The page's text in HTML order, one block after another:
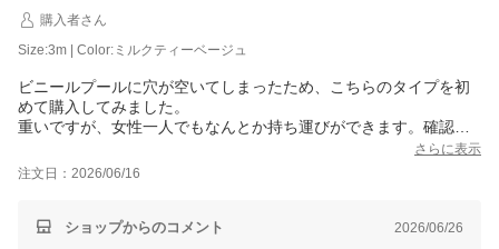
購入者さん
Size:3m | Color:ミルクティーベージュ
ビニールプールに穴が空いてしまったため、こちらのタイプを初
めて購入してみました。
重いですが、女性一人でもなんとか持ち運びができます。確認の
ため開封しましたが、傷などはありませんでした。支えのパイプ
がしっかりしていて安心感があります。梅雨のため、まだ実際に
使えてはいませんが、長く使えるといいなと思います。
さらに表示
注文日：2026/06/16
ショップからのコメント 2026/06/26